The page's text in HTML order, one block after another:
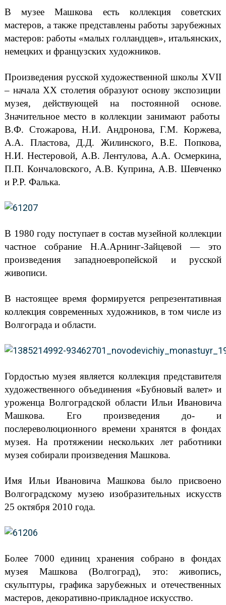
В музее Машкова есть коллекция советских
мастеров, а также представлены работы зарубежных
мастеров: работы «малых голландцев», итальянских,
немецких и французских художников.
Произведения русской художественной школы XVII
– начала XX столетия образуют основу экспозиции
музея, действующей на постоянной основе.
Значительное место в коллекции занимают работы
В.Ф. Стожарова, Н.И. Андронова, Г.М. Коржева,
А.А. Пластова, Д.Д. Жилинского, В.Е. Попкова,
Н.И. Нестеровой, А.В. Лентулова, А.А. Осмеркина,
П.П. Кончаловского, А.В. Куприна, А.В. Шевченко
и P.P. Фалька.
В 1980 году поступает в состав музейной коллекции
частное собрание Н.А.Арнинг-Зайцевой — это
произведения западноевропейской и русской
живописи.
В настоящее время формируется репрезентативная
коллекция современных художников, в том числе из
Волгограда и области.
Гордостью музея является коллекция представителя
художественного объединения «Бубновый валет» и
уроженца Волгоградской области Ильи Ивановича
Машкова. Его произведения до- и
послереволюционного времени хранятся в фондах
музея. На протяжении нескольких лет работники
музея собирали произведения Машкова.
Имя Ильи Ивановича Машкова было присвоено
Волгоградскому музею изобразительных искусств
25 октября 2010 года.
Более 7000 единиц хранения собрано в фондах
музея Машкова (Волгоград), это: живопись,
скульптуры, графика зарубежных и отечественных
мастеров, декоративно-прикладное искусство.